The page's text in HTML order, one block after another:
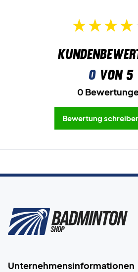
0von 5
0
Bewertung
Unternehmensinformationen